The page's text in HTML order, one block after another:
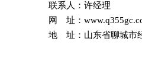
联系人：许经理
网 址：
地 址：山东省聊城市